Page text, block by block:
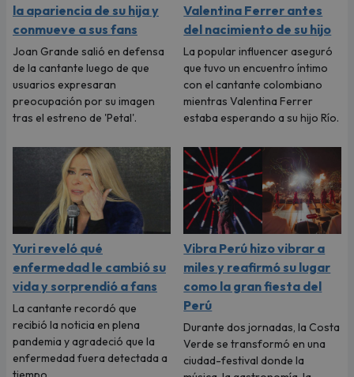
la apariencia de su hija y
conmueve a sus fans
Joan Grande salió en defensa
de la cantante luego de que
usuarios expresaran
preocupación por su imagen
tras el estreno de 'Petal'.
Valentina Ferrer antes
del nacimiento de su hijo
La popular influencer aseguró
que tuvo un encuentro íntimo
con el cantante colombiano
mientras Valentina Ferrer
estaba esperando a su hijo Río.
Yuri reveló qué
enfermedad le cambió su
vida y sorprendió a fans
La cantante recordó que
recibió la noticia en plena
pandemia y agradeció que la
enfermedad fuera detectada a
Vibra Perú hizo vibrar a
miles y reafirmó su lugar
como la gran fiesta del
Perú
Durante dos jornadas, la Costa
Verde se transformó en una
ciudad-festival donde la